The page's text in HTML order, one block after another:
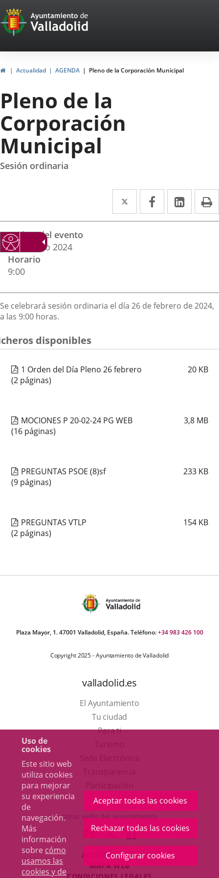
Uso de
cookies
Este sitio web
utiliza cookies
para mejorar
su experiencia
de
navegación.
Más
información
sobre cómo
usamos las
cookies y de
Aceptar todas las cookies
Rechazar todas las cookies
Configurar cookies
Portal
Web
del
Ayuntamiento
de
Valladolid
InicioActualidad AGENDA Pleno de la Corporación Municipal
Pleno de la
Corporación
Municipal
Sesión ordinaria
Twitter
Enlace
a
Facebook
Enlace
a
Enlace
a
del
evento
Fechas del evento
26
febrero 2024
Horario
9:00
Descripción
Se celebrará sesión ordinaria el día 26 de febrero de 2024,
a las 9:00 horas.
disponibles
1 Orden del Día Pleno 26 febrero 20 KB
(2 páginas)
MOCIONES P 20-02-24 PG WEB 3,8 MB
(16 páginas)
PREGUNTAS PSOE (8)sf 233 KB
(9 páginas)
PREGUNTAS VTLP 154 KB
(2 páginas)
Plaza Mayor, 1. 47001 Valladolid, España. Teléfono:+34 983 426 100
Copyright 2025 - Ayuntamiento de Valladolid
valladolid.es
El Ayuntamiento
Tu ciudad
Para ti
en
una
ventana
nueva.
aplicación
externa.
Otras webs del ayuntamiento
ENLACE
A
UNA
APLICACIÓN
ENLACE
A
UNA
APLICACIÓN
ENLACE
A
UNA
ACCESIBILIDAD
MAPA WEB